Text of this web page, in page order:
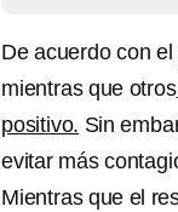
De acuerdo con
mientras que otros
positivo. Sin
evitar más
Mientras que el